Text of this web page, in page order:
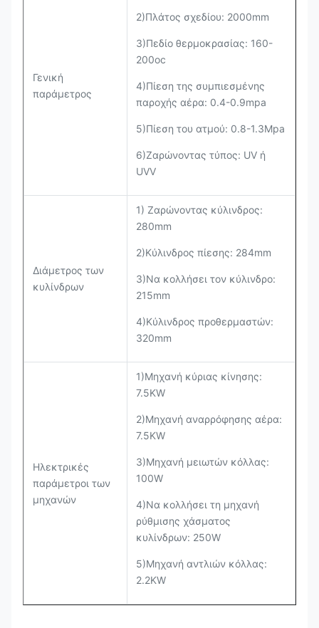
Γενική
παράμετρος
2)Πλάτος σχεδίου: 2000mm
3)Πεδίο θερμοκρασίας: 160-
200oc
4)Πίεση της συμπιεσμένης
παροχής αέρα: 0.4-0.9mpa
5)Πίεση του ατμού: 0.8-1.3Mpa
6)Ζαρώνοντας τύπος: UV ή
UVV
Διάμετρος των
κυλίνδρων
1) Ζαρώνοντας κύλινδρος:
280mm
2)Κύλινδρος πίεσης: 284mm
3)Να κολλήσει τον κύλινδρο:
215mm
4)Κύλινδρος προθερμαστών:
320mm
Ηλεκτρικές
παράμετροι των
μηχανών
1)Μηχανή κύριας κίνησης:
7.5KW
2)Μηχανή αναρρόφησης αέρα:
7.5KW
3)Μηχανή μειωτών κόλλας:
100W
4)Να κολλήσει τη μηχανή
ρύθμισης χάσματος
κυλίνδρων: 250W
5)Μηχανή αντλιών κόλλας:
2.2KW